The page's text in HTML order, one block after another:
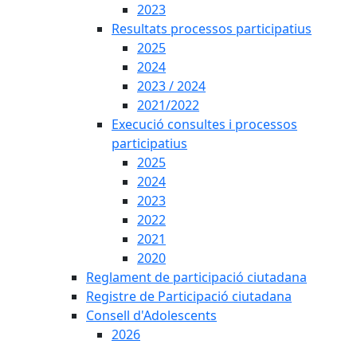
2023
Resultats processos participatius
2025
2024
2023 / 2024
2021/2022
Execució consultes i processos
participatius
2025
2024
2023
2022
2021
2020
Reglament de participació ciutadana
Registre de Participació ciutadana
Consell d'Adolescents
2026